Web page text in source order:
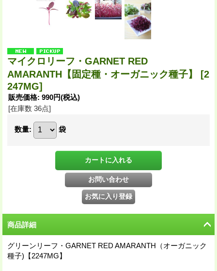
マイクロリーフ・GARNET RED
AMARANTH【固定種・オーガニック種子】
[2
247MG]
販売価格: 990円(税込)
[在庫数 36点]
数量: 袋
商品詳細
グリーンリーフ・GARNET RED AMARANTH（オーガニック
種子)【2247MG】